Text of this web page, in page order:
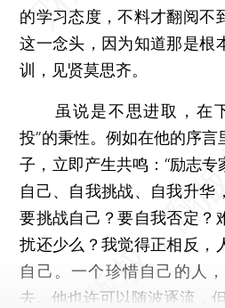
的学习态度，不料才翻阅不
这一念头，因为知道那是根
训，见贤莫思齐。
虽说是不思进取，在下
投”的秉性。例如在他的序
子，立即产生共鸣：“励志
自己、自我挑战、自我升华
要挑战自己？要自我否定？
扰还少么？我觉得正相反，
自己。一个珍惜自己的人
去。他也许可以随波逐流，